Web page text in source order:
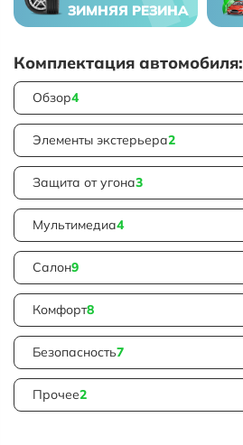
ЗИМНЯЯ РЕЗИНА
Комплектация автомобиля:
Обзор4
Элементы экстерьера2
Защита от угона3
Мультимедиа4
Салон9
Комфорт8
Безопасность7
Прочее2